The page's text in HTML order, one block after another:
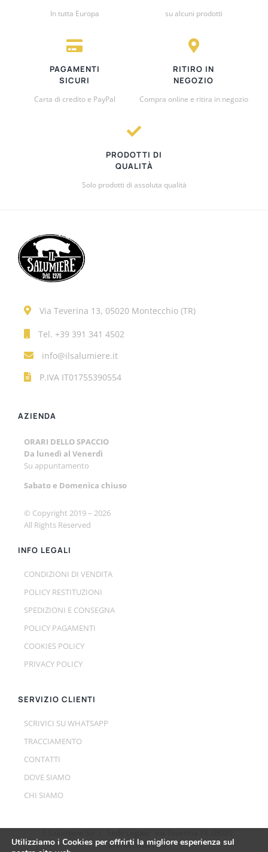
In tutta Europa su alcuni prodotti
PAGAMENTI
SICURI
Carta di credito e PayPal
RITIRO IN
NEGOZIO
Compra online e ritira in negozio
PRODOTTI DI
QUALITÀ
Solo prodotti di assoluta qualità
Via Teverina 13, 05020 Montecchio (TR)
Tel. +39 391 341 4502
info@ilsalumiere.it
P.IVA IT01755390554
AZIENDA
ORARI DELLO SPACCIO
Da lunedì al Venerdì
Su appuntamento
Sabato e Domenica chiuso
© Copyright 2019 – 2026
All Rights Reserved
INFO LEGALI
CONDIZIONI DI VENDITA
POLICY RESTITUZIONI
SPEDIZIONI E CONSEGNA
POLICY PAGAMENTI
COOKIES POLICY
PRIVACY POLICY
SERVIZIO CLIENTI
SCRIVICI SU WHATSAPP
TRACCIAMENTO
CONTATTI
DOVE SIAMO
CHI SIAMO
Montecchio (TR)
Utilizziamo i Cookies per offrirti la migliore esperienza sul